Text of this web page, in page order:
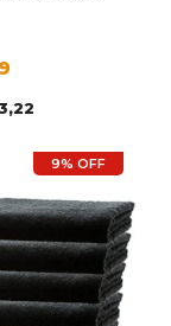
9% OFF